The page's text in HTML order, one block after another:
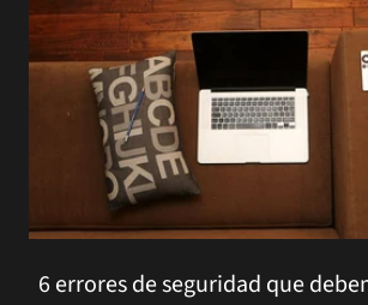
6 errores de seguridad que